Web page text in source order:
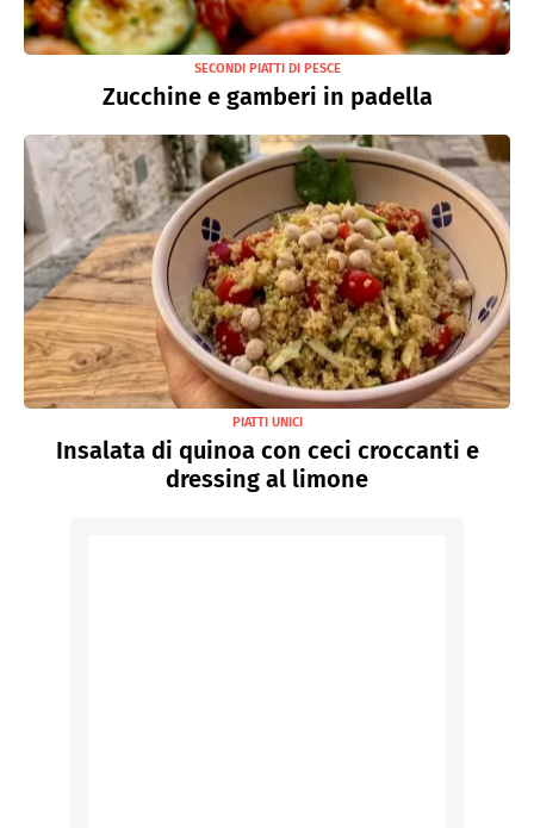
SECONDI PIATTI DI PESCE
Zucchine e gamberi in padella
PIATTI UNICI
Insalata di quinoa con ceci croccanti e
dressing al limone